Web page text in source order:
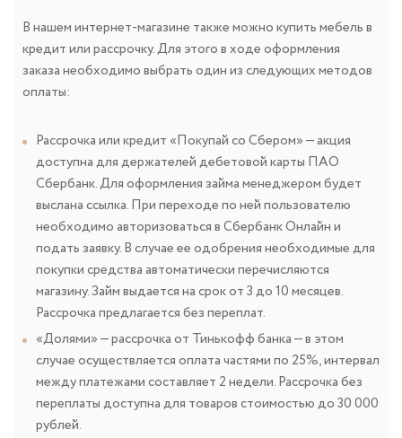
В нашем интернет-магазине также можно купить мебель в
кредит или рассрочку. Для этого в ходе оформления
заказа необходимо выбрать один из следующих методов
оплаты:
Рассрочка или кредит «Покупай со Сбером» — акция
доступна для держателей дебетовой карты ПАО
Сбербанк. Для оформления займа менеджером будет
выслана ссылка. При переходе по ней пользователю
необходимо авторизоваться в Сбербанк Онлайн и
подать заявку. В случае ее одобрения необходимые для
покупки средства автоматически перечисляются
магазину. Займ выдается на срок от 3 до 10 месяцев.
Рассрочка предлагается без переплат.
«Долями» — рассрочка от Тинькофф банка — в этом
случае осуществляется оплата частями по 25%, интервал
между платежами составляет 2 недели. Рассрочка без
переплаты доступна для товаров стоимостью до 30 000
рублей.